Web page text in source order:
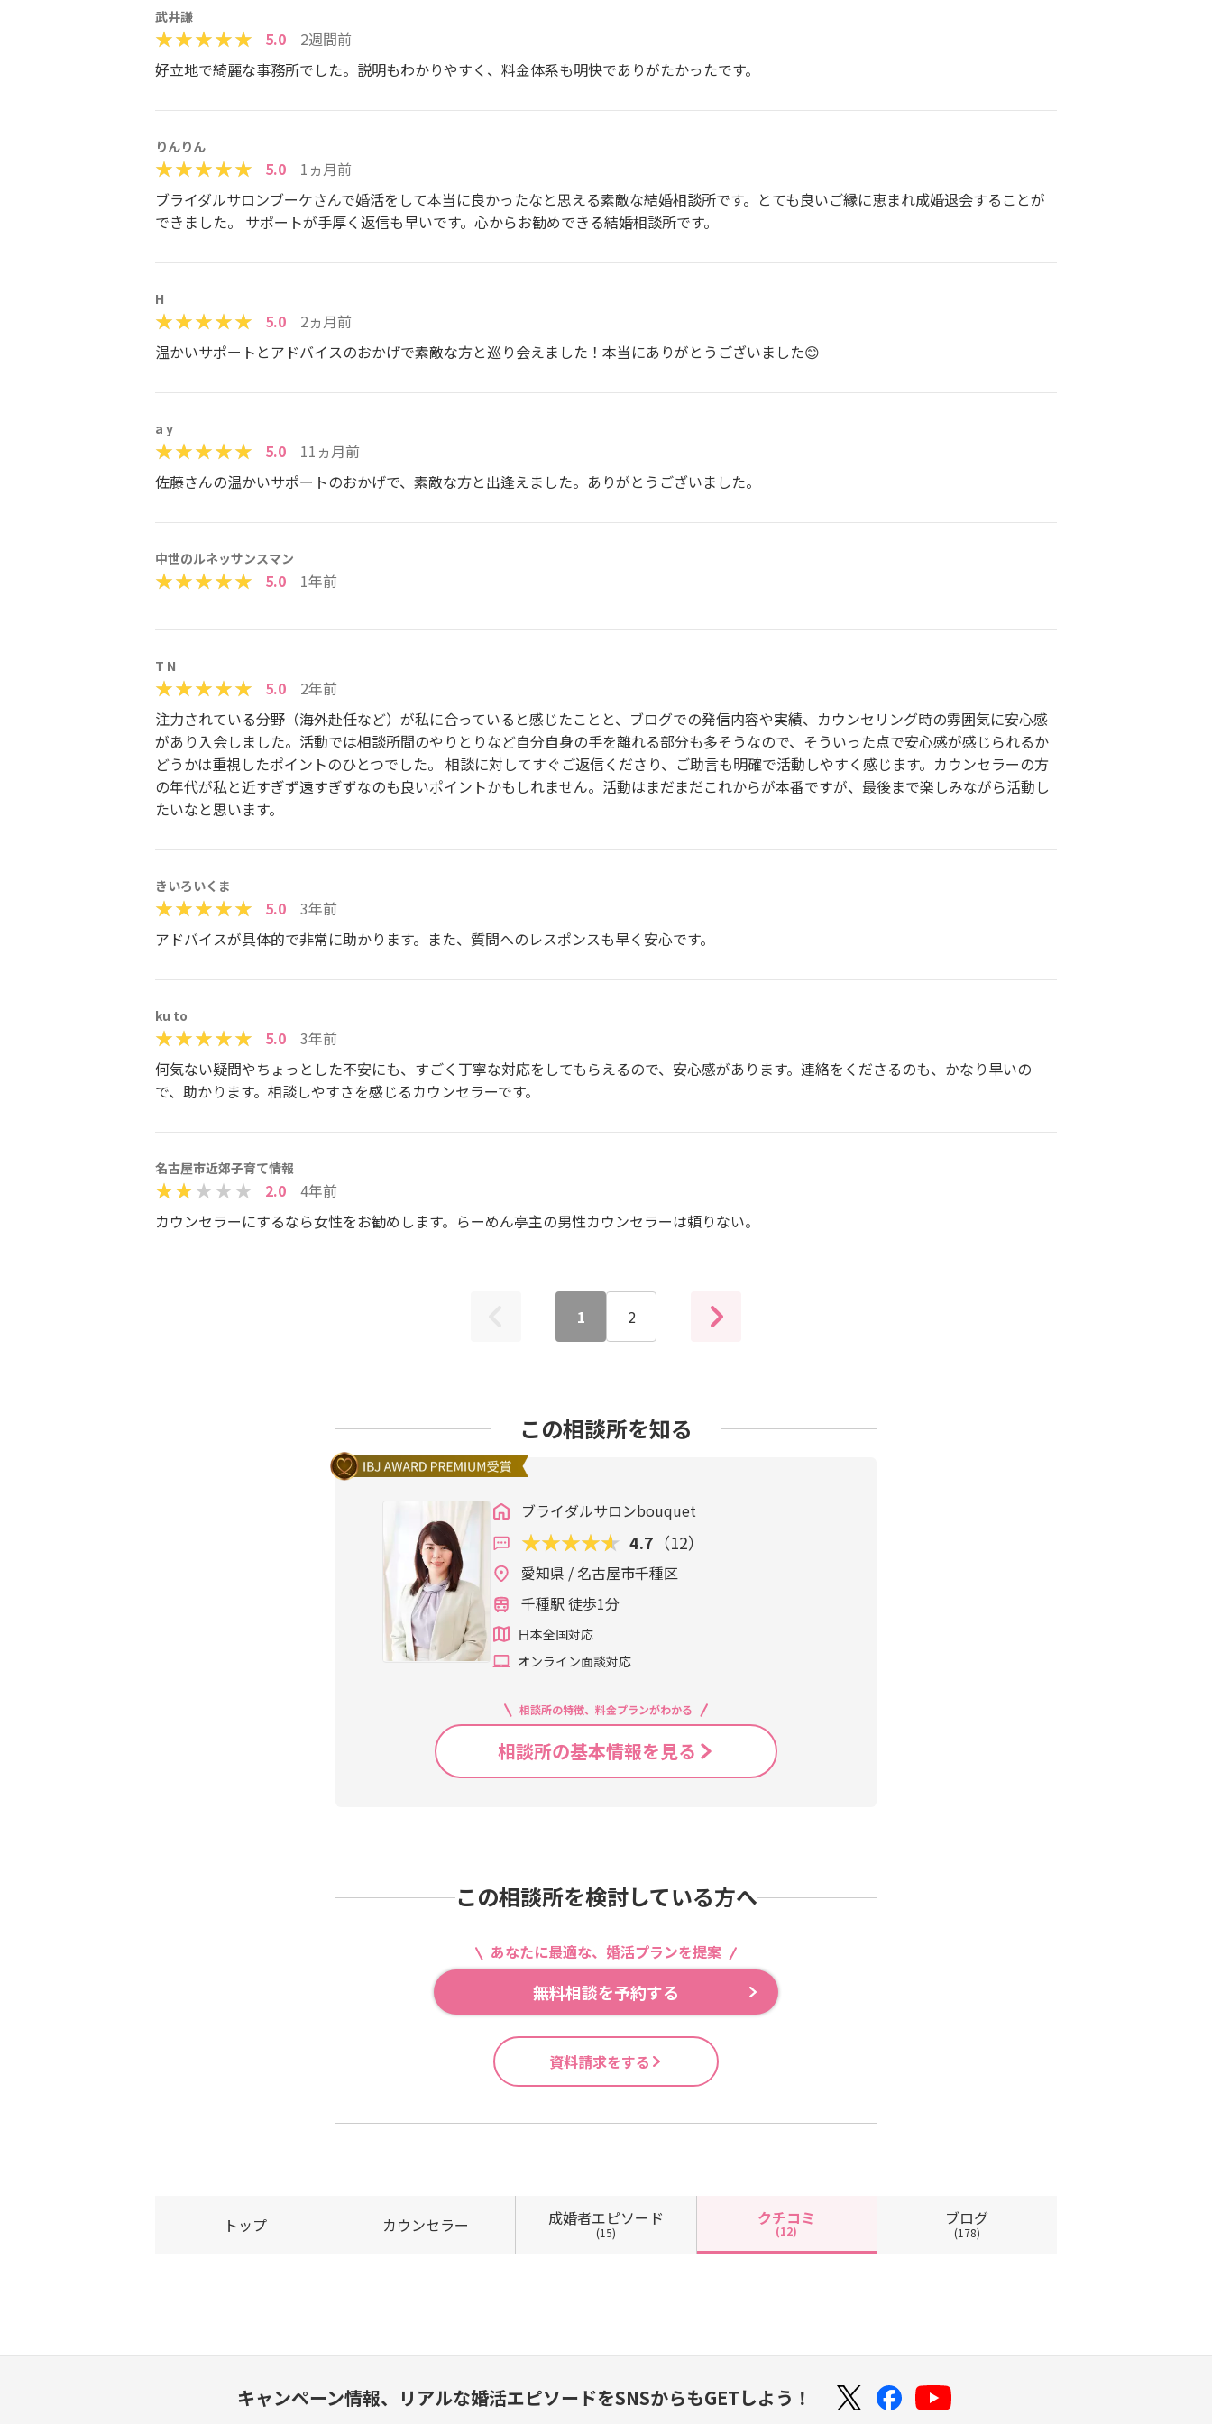
武井謙
5.0
2週間前
好立地で綺麗な事務所でした。説明もわかりやすく、料金体系も明快でありがたかったです。
りんりん
5.0
1ヵ月前
ブライダルサロンブーケさんで婚活をして本当に良かったなと思える素敵な結婚相談所です。とても良いご縁に恵まれ成婚退会することが
できました。 サポートが手厚く返信も早いです。心からお勧めできる結婚相談所です。
H
5.0
2ヵ月前
温かいサポートとアドバイスのおかげで素敵な方と巡り会えました！本当にありがとうございました😊
a y
5.0
11ヵ月前
佐藤さんの温かいサポートのおかげで、素敵な方と出逢えました。ありがとうございました。
中世のルネッサンスマン
5.0 1年前
T N
5.0
2年前
注力されている分野（海外赴任など）が私に合っていると感じたことと、ブログでの発信内容や実績、カウンセリング時の雰囲気に安心感
があり入会しました。活動では相談所間のやりとりなど自分自身の手を離れる部分も多そうなので、そういった点で安心感が感じられるか
どうかは重視したポイントのひとつでした。 相談に対してすぐご返信くださり、ご助言も明確で活動しやすく感じます。カウンセラーの方
の年代が私と近すぎず遠すぎずなのも良いポイントかもしれません。活動はまだまだこれからが本番ですが、最後まで楽しみながら活動し
たいなと思います。
きいろいくま
5.0
3年前
アドバイスが具体的で非常に助かります。また、質問へのレスポンスも早く安心です。
ku to
5.0
3年前
何気ない疑問やちょっとした不安にも、すごく丁寧な対応をしてもらえるので、安心感があります。連絡をくださるのも、かなり早いの
で、助かります。相談しやすさを感じるカウンセラーです。
名古屋市近郊子育て情報
2.0
4年前
カウンセラーにするなら女性をお勧めします。らーめん亭主の男性カウンセラーは頼りない。
1 2
この相談所を知る
ブライダルサロンbouquet
4.7 （12）
愛知県 / 名古屋市千種区
千種駅 徒歩1分
日本全国対応
オンライン面談対応
相談所の特徴、料金プランがわかる
相談所の基本情報を見る
この相談所を検討している方へ
あなたに最適な、婚活プランを提案
無料相談を予約する
資料請求をする
トップ カウンセラー 成婚者エピソード
(15)
クチコミ
(12)
ブログ
(178)
キャンペーン情報、 リアルな婚活エピソードをSNSからもGETしよう！